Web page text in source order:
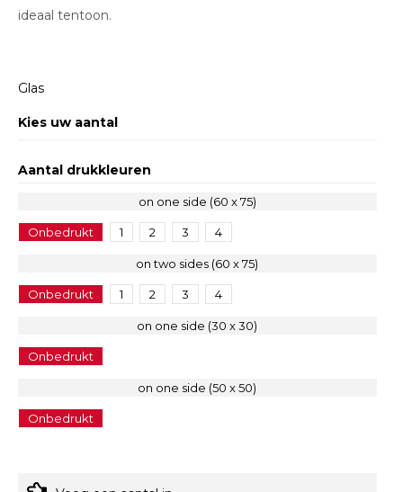
ideaal tentoon.
Glas
Kies uw aantal
Aantal drukkleuren
on one side (60 x 75)
Onbedrukt 1 2 3 4
on two sides (60 x 75)
Onbedrukt 1 2 3 4
on one side (30 x 30)
Onbedrukt
on one side (50 x 50)
Onbedrukt